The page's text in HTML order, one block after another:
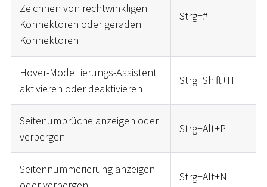
Zeichnen von rechtwinkligen
Konnektoren oder geraden
Konnektoren
Strg+#
Hover-Modellierungs-Assistent
aktivieren oder deaktivieren
Strg+Shift+H
Seitenumbrüche anzeigen oder
verbergen
Strg+Alt+P
Seitennummerierung anzeigen
Strg+Alt+N